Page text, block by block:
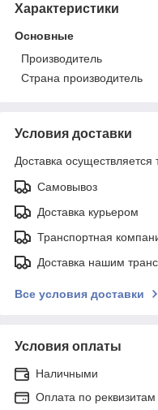
Характеристики
Основные
Производитель
Страна производитель
Условия доставки
Доставка осуществляется
Самовывоз
Доставка курьером
Транспортная
Доставка нашим
Все условия доставки
Условия оплаты
Наличными
Оплата по